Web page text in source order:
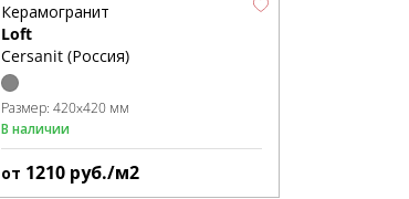
Керамогранит
Loft
Cersanit (Россия)
Размер: 420x420 мм
В наличии
от 1210 руб./м2